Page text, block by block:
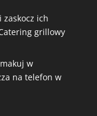
ich
grillowy
w
na telefon w